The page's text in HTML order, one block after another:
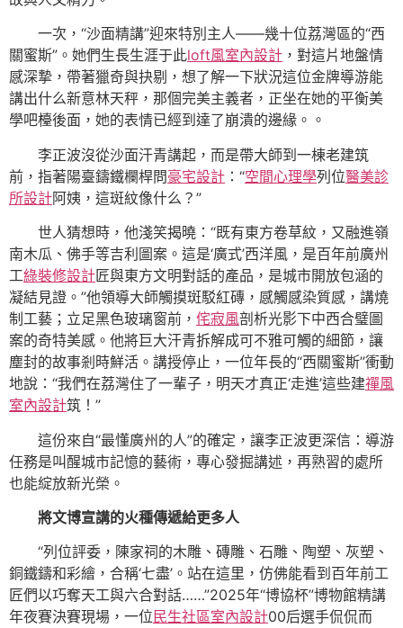
一次，“沙面精講”迎來特別主人——幾十位荔灣區的“西
關蜜斯”。她們生長生涯于此loft風室內設計 ，對這片地盤情
感深摯，帶著獵奇與抉剔，想了解一下狀況這位金牌導游能
講出什么新意林天秤，那個完美主義者，正坐在她的平衡美
學吧檯後面，她的表情已經到達了崩潰的邊緣。。
李正波沒從沙面汗青講起，而是帶大師到一棟老建筑
前，指著陽臺鑄鐵欄桿問豪宅設計 ：“空間心理學列位醫美診
所設計阿姨，這斑紋像什么？”
世人猜想時，他淺笑揭曉：“既有東方卷草紋，又融進嶺
南木瓜、佛手等吉利圖案。這是‘廣式’西洋風，是百年前廣州
工綠裝修設計匠與東方文明對話的產品，是城市開放包涵的
凝結見證。”他領導大師觸摸斑駁紅磚，感觸感染質感，講燒
制工藝；立足黑色玻璃窗前， 侘寂風剖析光影下中西合璧圖
案的奇特美感。他將巨大汗青拆解成可不雅可觸的細節，讓
塵封的故事剎時鮮活。講授停止，一位年長的“西關蜜斯”衝動
地說：“我們在荔灣住了一輩子，明天才真正‘走進’這些建禪風
室內設計筑！”
這份來自“最懂廣州的人”的確定，讓李正波更深信：導游
任務是叫醒城市記憶的藝術，專心發掘講述，再熟習的處所
也能綻放新光榮。
將文博宣講的火種傳遞給更多人
“列位評委，陳家祠的木雕、磚雕、石雕、陶塑、灰塑、
銅鐵鑄和彩繪，合稱‘七盡’。站在這里，仿佛能看到百年前工
匠們以巧奪天工與六合對話……”2025年“博協杯”博物館精講
年夜賽決賽現場，一位 民生社區室內設計00后選手侃侃而